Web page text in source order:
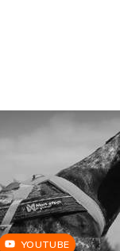
YOUTUBE